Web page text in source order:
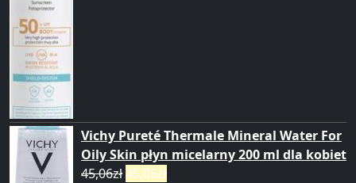
Vichy Pureté Thermale Mineral Water For
Oily Skin płyn micelarny 200 ml dla kobiet
45,06zł45,05zł